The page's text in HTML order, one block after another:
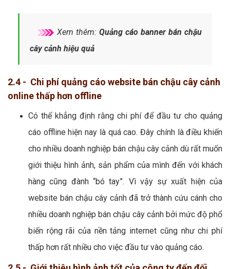
Xem thêm: Quảng cáo banner bán chậu
cây cảnh hiệu quả
2.4 - Chi phí quảng cáo website bán chậu cây cảnh
online thấp hơn offline
Có thể khẳng định rằng chi phí để đầu tư cho quảng
cáo offline hiện nay là quá cao. Đây chính là điều khiến
cho nhiều doanh nghiệp bán chậu cây cảnh dù rất muốn
giới thiệu hình ảnh, sản phẩm của mình đến với khách
hàng cũng đành “bó tay”. Vì vậy sự xuất hiện của
website bán chậu cây cảnh đã trở thành cứu cánh cho
nhiều doanh nghiệp bán chậu cây cảnh bởi mức độ phổ
biến rộng rãi của nền tảng internet cũng như chi phí
thấp hơn rất nhiều cho việc đầu tư vào quảng cáo.